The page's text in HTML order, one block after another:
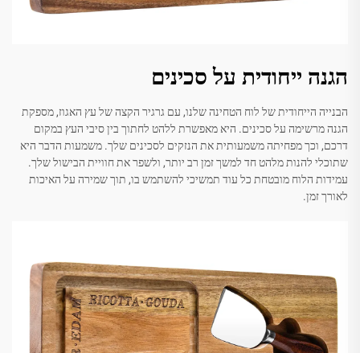
הגנה ייחודית על סכינים
הבנייה הייחודית של לוח הטחינה שלנו, עם גרגיר הקצה של עץ האגוז, מספקת
הגנה מרשימה על סכינים. היא מאפשרת ללהט לחתוך בין סיבי העץ במקום
דרכם, וכך מפחיתה משמעותית את הנזקים לסכינים שלך. משמעות הדבר היא
שתוכלי להנות מלהט חד למשך זמן רב יותר, ולשפר את חוויית הבישול שלך.
עמידות הלוח מובטחת כל עוד תמשיכי להשתמש בו, תוך שמירה על האיכות
לאורך זמן.